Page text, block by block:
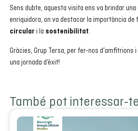
Sens dubte, aquesta visita ens va brindar
enriquidora, on va destacar la importància de
circular i la sostenibilitat.
Gràcies, Grup Tersa, per fer-nos d’amfitrions
una jornada d’èxit!
També pot interessar-te